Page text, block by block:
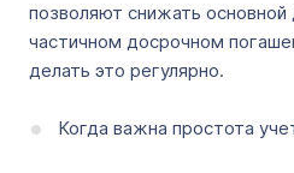
позволяют снижать
частичном досрочном
делать это регулярно.
Когда важна простота